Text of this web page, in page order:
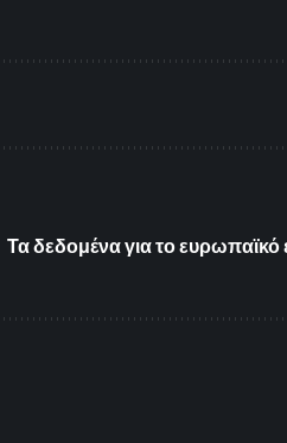
Τα δεδομένα για το ευρωπαϊκό